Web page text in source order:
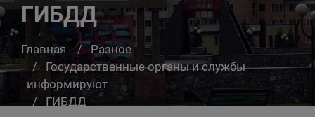
ГИБДД
Главная
Разное
Государственные органы и службы
информируют
ГИБДД